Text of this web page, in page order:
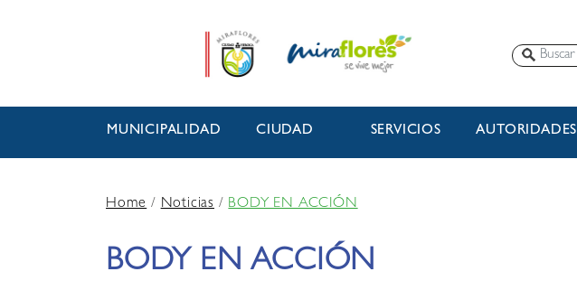
MUNICIPALIDAD CIUDAD SERVICIOS AUTORIDADES
Home/Noticias /BODY EN ACCIÓN
BODY EN ACCIÓN